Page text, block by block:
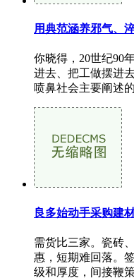
用典范涵养邪气、
你晓得，20世纪90
进去、把工做摆进
喷鼻社会主要阐述
良多始动手采购建
需货比三家。瓷砖
惠，短期难回落。
级和厚度，间接鞭